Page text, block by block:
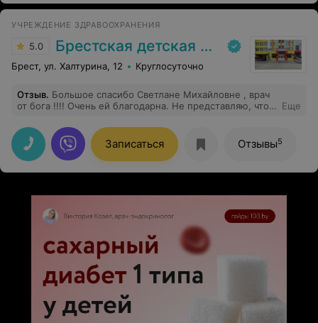
УЧРЕЖДЕНИЕ ЗДРАВООХРАНЕНИЯ
5.0 Брестская детская областная больница
Брест, ул. Халтурина, 12 Круглосуточно
Отзыв. Большое спасибо Светлане Михайловне , врач
от бога !!!! Очень ей благодарна. Не представляю, что
бы к ней.
Еще
Записаться Отзывы5